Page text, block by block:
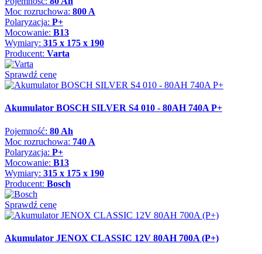
Moc rozruchowa: 800 A
Polaryzacja: P+
Mocowanie: B13
Wymiary: 315 x 175 x 190
Producent: Varta
Sprawdź cenę
Akumulator BOSCH SILVER S4 010 - 80AH 740A P+
Pojemność: 80 Ah
Moc rozruchowa: 740 A
Polaryzacja: P+
Mocowanie: B13
Wymiary: 315 x 175 x 190
Producent: Bosch
Sprawdź cenę
Akumulator JENOX CLASSIC 12V 80AH 700A (P+)